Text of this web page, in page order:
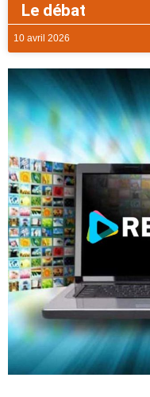
Le débat
10 avril 2026